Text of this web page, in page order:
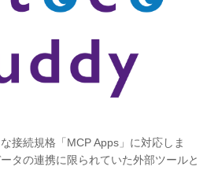
接続規格「MCP Apps」に対応しま
タの連携に限られていた外部ツールと